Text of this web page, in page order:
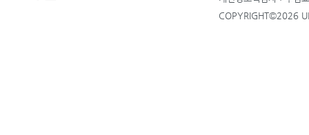
COPYRIGHT©2026